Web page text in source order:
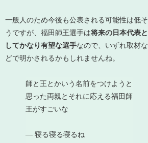
一般人のため今後も公表される可能性は低そ
うですが、福田師王選手は将来の日本代表と
してかなり有望な選手なので、いずれ取材な
どで明かされるかもしれませんね。
師と王とかいう名前をつけようと
思った両親とそれに応える福田師
王がすごいな
— 寝る寝る寝るね